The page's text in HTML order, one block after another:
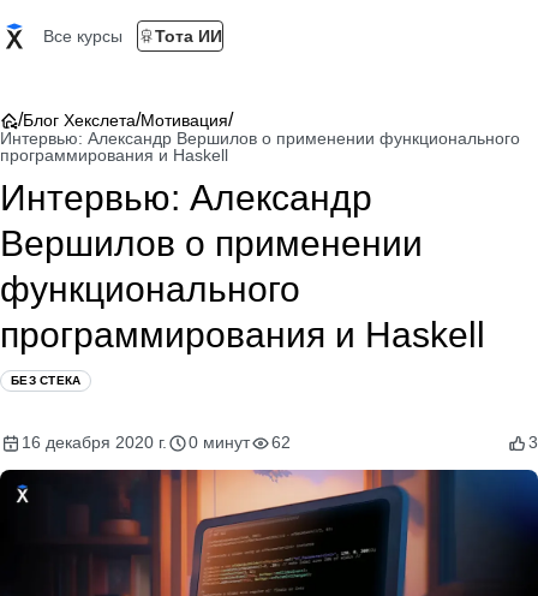
Все курсы Тота ИИ
/Блог Хекслета/Мотивация/
Интервью: Александр Вершилов о применении функционального
программирования и Haskell
Интервью: Александр
Вершилов о применении
функционального
программирования и Haskell
БЕЗ СТЕКА
16 декабря 2020 г. 0 минут 62 3